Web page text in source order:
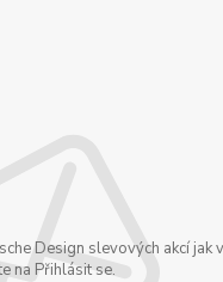
Design slevových akcí jak
na Přihlásit se.